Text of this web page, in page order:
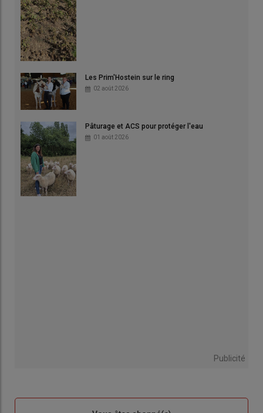
Les Prim'Hostein sur le ring
02 août 2026
Pâturage et ACS pour protéger l'eau
01 août 2026
Publicité